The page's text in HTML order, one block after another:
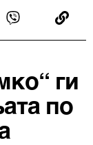
ги
по